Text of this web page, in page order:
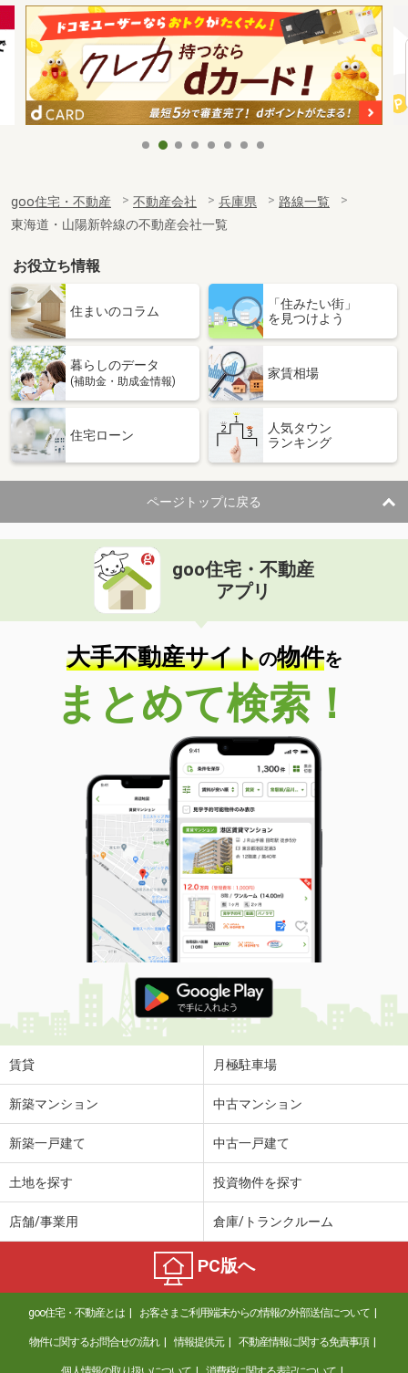
goo住宅・不動産 不動産会社 兵庫県
路線一覧
東海道・山陽新幹線の不動産会社一覧
お役立ち情報
住まいのコラム
「住みたい街」
を見つけよう
暮らしのデータ
(補助金・助成金情報)
家賃相場
住宅ローン
人気タウン
ランキング
ページトップに戻る
goo住宅・不動産
アプリ
大手不動産サイトの物件を
まとめて検索！
賃貸 月極駐車場
新築マンション 中古マンション
新築一戸建て 中古一戸建て
土地を探す 投資物件を探す
店舗/事業用 倉庫/トランクルーム
PC版へ
goo住宅・不動産とは お客さまご利用端末からの情報の外部送信について
物件に関するお問合せの流れ 情報提供元 不動産情報に関する免責事項